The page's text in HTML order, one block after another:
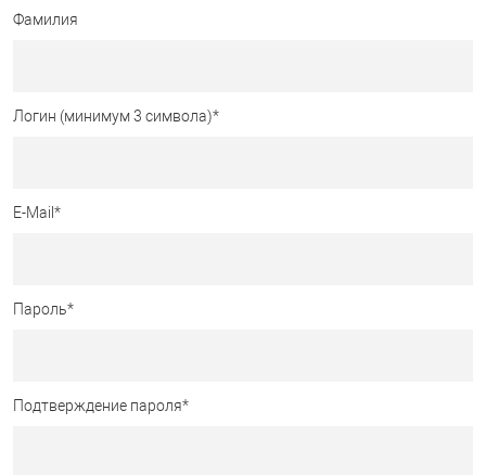
Фамилия
Логин (минимум 3 символа)*
E-Mail *
Пароль*
Подтверждение пароля*